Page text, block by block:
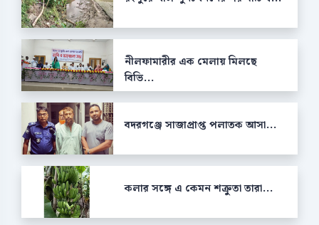
নীলফামারীর এক মেলায় মিলছে
বিভি...
বদরগঞ্জে সাজাপ্রাপ্ত পলাতক আসা...
কলার সঙ্গে এ কেমন শক্রুতা তারা...